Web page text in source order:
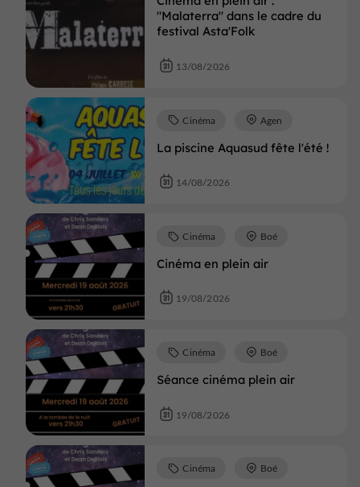
"Malaterra" dans le cadre du
festival Asta'Folk
13/08/2026
La piscine Aquasud fête l'été !
Cinéma Agen
14/08/2026
Cinéma en plein air
Cinéma Boé
19/08/2026
Séance cinéma plein air
Cinéma Boé
19/08/2026
Cinéma Boé